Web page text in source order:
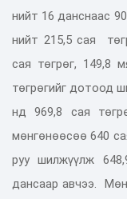
нийт 16 данснаас
нийт 215,5 сая
сая төгрөг, 149,8
төгрөгийг дотоод
нд 969,8 сая
мөнгөнөөсөө 640
руу шилжүүлж
дансаар авчээ.